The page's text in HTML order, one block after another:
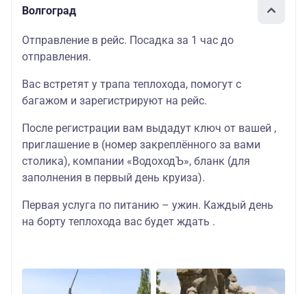
Волгоград
Отправление в рейс. Посадка за 1 час до
отправления.
Вас встретят у трапа теплохода, помогут с
багажом и зарегистрируют на рейс.
После регистрации вам выдадут ключ от вашей ,
приглашение в (номер закреплённого за вами
столика), компании «ВодоходЪ», бланк (для
заполнения в первый день круиза).
Первая услуга по питанию – ужин. Каждый день
на борту теплохода вас будет ждать .